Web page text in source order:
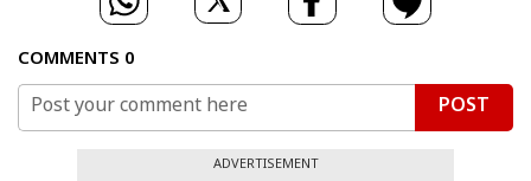
COMMENTS 0
POST
ADVERTISEMENT